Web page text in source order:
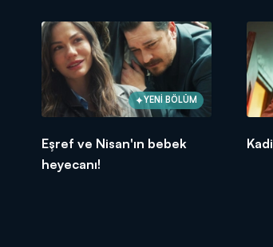
YENİ BÖLÜM
Eşref ve Nisan'ın bebek
heyecanı!